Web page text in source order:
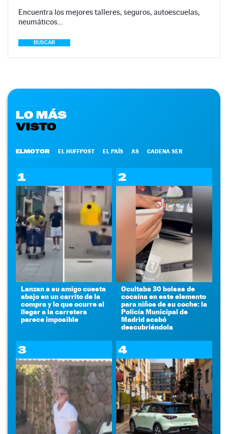
Encuentra los mejores talleres, seguros, autoescuelas,
neumáticos…
BUSCAR
LO MÁS
VISTO
ELMOTOR EL HUFFPOST EL PAÍS AS CADENA SER
1
Lanzan a su amigo cuesta
abajo en un carrito de la
compra y lo que ocurre al
llegar a la carretera
parece imposible
2
Ocultaba 30 bolsas de
cocaína en este elemento
para niños de su coche: la
Policía Municipal de
Madrid acabó
descubriéndola
3 4